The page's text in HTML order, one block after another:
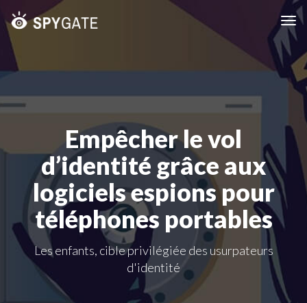
Empêcher le vol
d’identité grâce aux
logiciels espions pour
téléphones portables
Les enfants, cible privilégiée des usurpateurs
d'identité